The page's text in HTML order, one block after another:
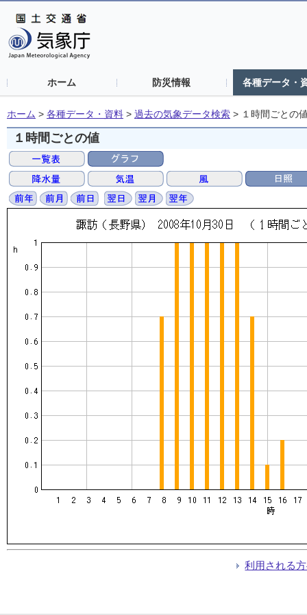
ホーム 防災情報 各種データ・
ホーム > 各種データ・資料 > 過去の気象データ検索 > １時間ごとの
１時間ごとの値
利用される